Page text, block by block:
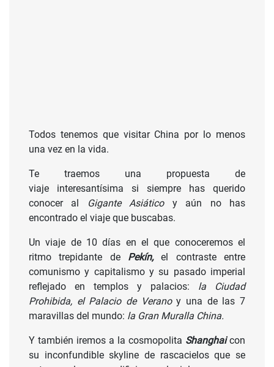
Todos tenemos que visitar China por lo menos
una vez en la vida.
Te traemos una propuesta de
viaje interesantísima si siempre has querido
conocer al
Gigante Asiáticoy aún no has
encontrado el viaje que buscabas.
Un viaje de 10 días en el que conoceremos el
ritmo trepidante dePekín,el contraste entre
comunismo y capitalismo y su pasado imperial
reflejado en templos y palacios: la Ciudad
Prohibida, el Palacio de Veranoy una de las 7
maravillas del mundo: la Gran Muralla China.
Y también iremos a la cosmopolita Shanghaicon
su inconfundible skyline de rascacielos que se